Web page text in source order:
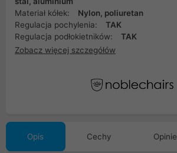
Materiał kółek:
Nylon, poliuretan
Regulacja pochylenia:
TAK
Regulacja podłokietników:
TAK
Zobacz więcej szczegółów
Opis Cechy Opinie